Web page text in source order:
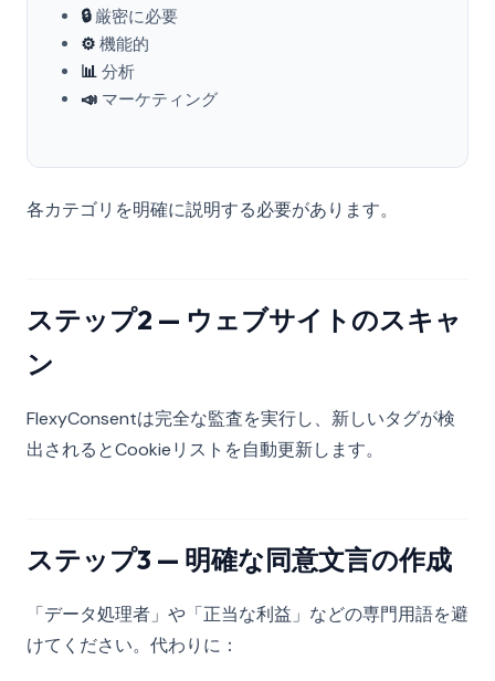
🔒厳密に必要
⚙️ 機能的
📊 分析
📣 マーケティング
各カテゴリを明確に説明する必要があります。
ステップ2 — ウェブサイトのスキャ
ン
FlexyConsentは完全な監査を実行し、新しいタグが検
出されるとCookieリストを自動更新します。
ステップ3 — 明確な同意文言の作成
「データ処理者」や「正当な利益」などの専門用語を避
けてください。代わりに：